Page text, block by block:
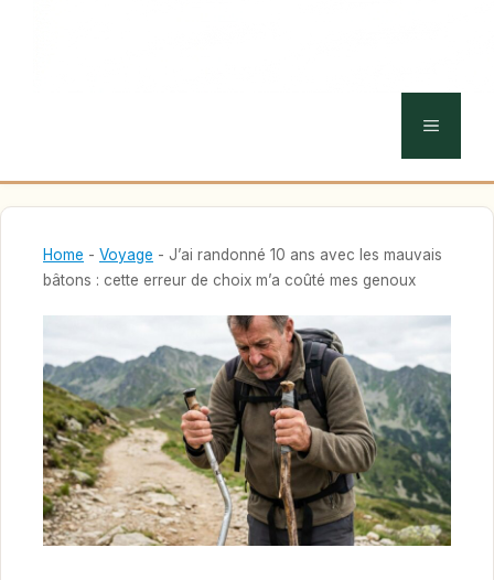
MENU
Home - Voyage - J’ai randonné 10 ans avec les mauvais
bâtons : cette erreur de choix m’a coûté mes genoux